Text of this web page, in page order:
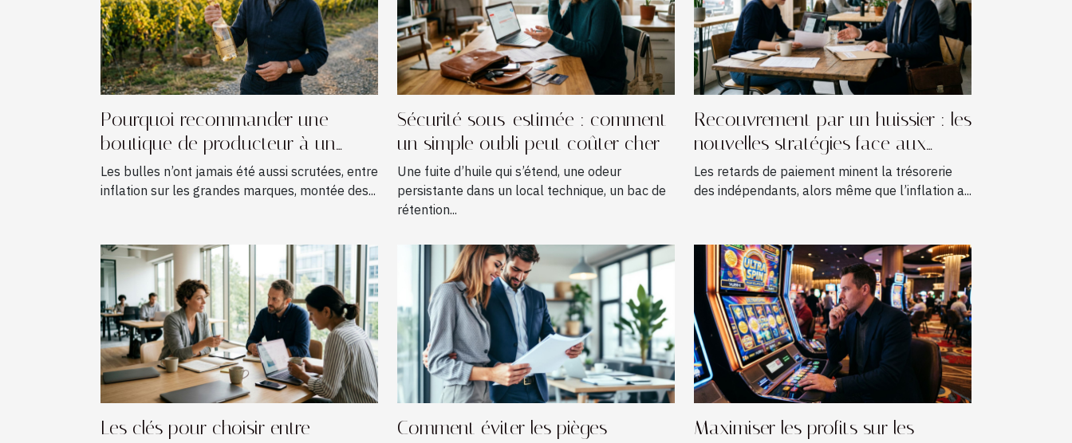
Pourquoi recommander une
boutique de producteur à un
amateur de champagne ?
Les bulles n’ont jamais été aussi scrutées, entre
inflation sur les grandes marques, montée des...
Sécurité sous-estimée : comment
un simple oubli peut coûter cher
Une fuite d’huile qui s’étend, une odeur
persistante dans un local technique, un bac de
rétention...
Recouvrement par un huissier : les
nouvelles stratégies face aux
retards de paiement chez les
freelances
Les retards de paiement minent la trésorerie
des indépendants, alors même que l’inflation a...
Les clés pour choisir entre
Comment éviter les pièges
Maximiser les profits sur les